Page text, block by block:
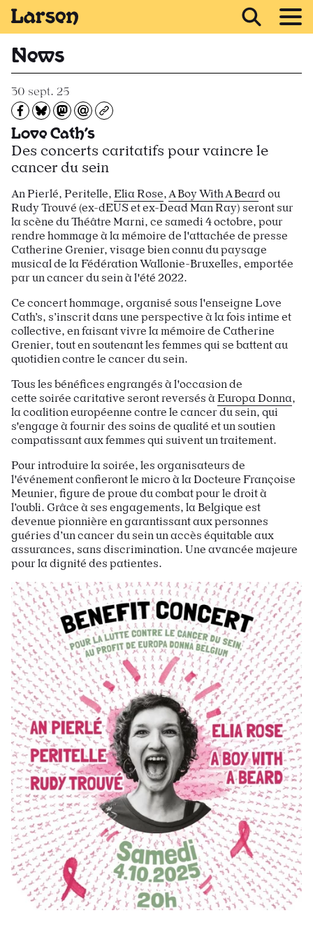
News
30 sept. 25
Partagez sur Facebook
Partager sur Bluesky
Partager sur Mastodon
Partagez par e-mail
Copiez l’url
Love Cath’s
Des concerts caritatifs pour vaincre le
cancer du sein
An Pierlé, Peritelle, Elia Rose,A Boy With ABeard ou
Rudy Trouvé (ex-dEUS et ex-Dead Man Ray) seront sur
la scène du Théâtre Marni, ce samedi 4 octobre, pour
rendre hommage à la mémoire de l'attachée de presse
Catherine Grenier, visage bien connu du paysage
musical de la Fédération Wallonie-Bruxelles, emportée
par un cancer du sein à l'été 2022.
Ce concert hommage, organisé sous l'enseigne Love
Cath’s, s’inscrit dans une perspective à la fois intime et
collective, en faisant vivre la mémoire de Catherine
Grenier, tout en soutenant les femmes qui se battent au
quotidien contre le cancer du sein.
Tous les bénéfices engrangés à l'occasion de
cette soirée caritative seront reversés à Europa Donna,
la coalition européenne contre le cancer du sein, qui
s'engage à fournir des soins de qualité et un soutien
compatissant aux femmes qui suivent un traitement.
Pour introduire la soirée, les organisateurs de
l'événement confieront le micro à la Docteure Françoise
Meunier, figure de proue du combat pour le droit à
l’oubli. Grâce à ses engagements, la Belgique est
devenue pionnière en garantissant aux personnes
guéries d’un cancer du sein un accès équitable aux
assurances, sans discrimination. Une avancée majeure
pour la dignité des patientes.